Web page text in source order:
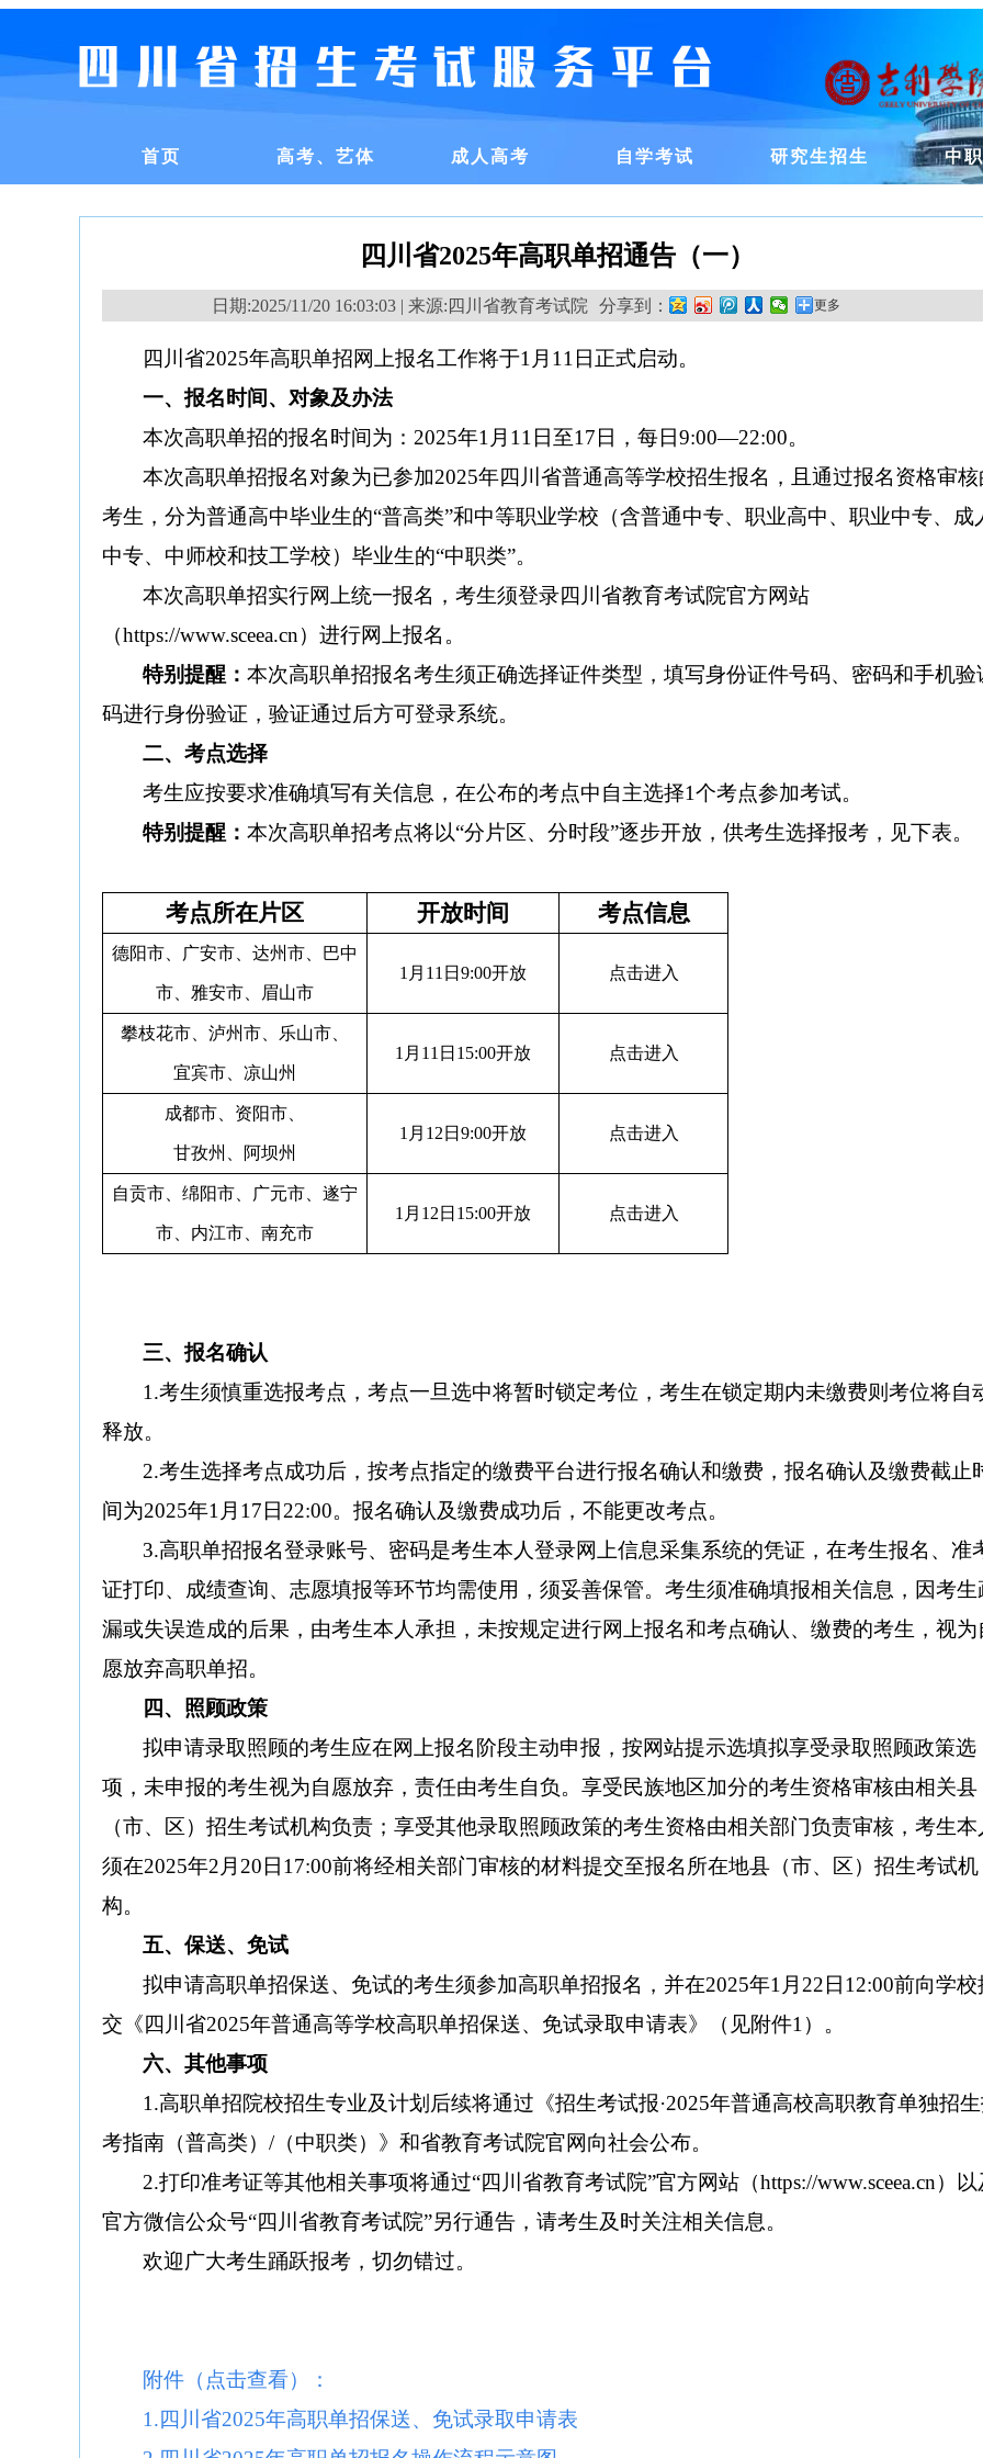
首页 高考、艺体 成人高考 自学考试 研究生招生 中
四川省2025年高职单招通告（一）
日期:2025/11/20 16:03:03 | 来源:四川省教育考试院 分享到： 更多
四川省2025年高职单招网上报名工作将于1月 11 日正式启动。
一、报名时间 、对象及办法
本次高职单招的报名时间为： 2025年1月 11 日至17 日 ，每日9:00—22:00。
本次高职单招报名对象为已参加2025年四川省普通高等学校招生报名，且通过报名资格审
考生，分为普通高中毕业生的“普高类”和中等职业学校（含普通中专、职业高中、职业中专、成
中专、中师校和技工学校）毕业生的“中职类”。
本次高职单招实行网上统一报名，考生须登录四川省教育考试院官方网站
（https://www.sceea.cn）进行网上报名。
特别提醒：本次高职单招报名考生须正确选择证件类型，填写身份证件号码、密码和手机验
码进行身份验证，验证通过后方可登录系统。
二、考点选择
考生应按要求准确填写有关信息，在公布的考点中自主选择1个考点参加考试。
特别提醒：本次高职单招考点将以“分片区、分时段”逐步开放，供考生选择报考，见下表。
考点所在片区 开放时间 考点信息
德阳市、广安市、达州市、巴中
市、雅安市、眉山市
1月11日9:00开放 点击进入
攀枝花市、泸州市、乐山市、
宜宾市、凉山州
1月11日15:00开放 点击进入
成都市、资阳市、
甘孜州、阿坝州
1月12日9:00开放 点击进入
自贡市、绵阳市、广元市、遂宁
市、内江市、南充市
1月12日15:00开放 点击进入
三、报名确认
1.考生须慎重选报考点，考点一旦选中将暂时锁定考位，考生在锁定期内未缴费则考位将自
释放。
2.考生选择考点成功后，按考点指定的缴费平台进行报名确认和缴费，报名确认及缴费截止
间为2025年1月 17 日 22:00。报名确认及缴费成功后，不能更改考点。
3.高职单招报名登录账号、密码是考生本人登录网上信息采集系统的凭证，在考生报名、准
证打印、成绩查询、志愿填报等环节均需使用，须妥善保管。考生须准确填报相关信息，因考生
漏或失误造成的后果，由考生本人承担，未按规定进行网上报名和考点确认、缴费的考生，视为
愿放弃高职单招。
四、 照顾政策
拟申请录取照顾的考生应在网上报名阶段主动申报，按网站提示选填拟享受录取照顾政策选
项，未申报的考生视为自愿放弃，责任由考生自负。享受民族地区加分的考生资格审核由相关县
（市、区）招生考试机构负责；享受其他录取照顾政策的考生资格由相关部门负责审核，考生本
须在2025年2月20日17:00前将经相关部门审核的材料提交至报名所在地县（市、区）招生考试机
构。
五、保送、免试
拟申请高职单招保送、免试的考生须参加高职单招报名，并在2025年1月22日12:00前向学校
交《四川省2025年普通高等学校高职单招保送、免试录取申请表》（见附件1）。
六、其他事项
1.高职单招院校招生专业及计划 后续将通过《招生考试报·2025年普通高校高职教育单独招
考指南（普高类） /（中职类）》和省教育考试院官网向社会公布。
2.打印准考证等其他相关事项将通过“四川省教育考试院”官方网站（https://www.sceea.cn）以
官方微信公众号“四川省教育考试院”另行通告，请考生及时关注相关信息。
欢迎广大考生踊跃报考，切勿错过。
附件（点击查看）：
1.四川省2025年高职单招保送、免试录取申请表